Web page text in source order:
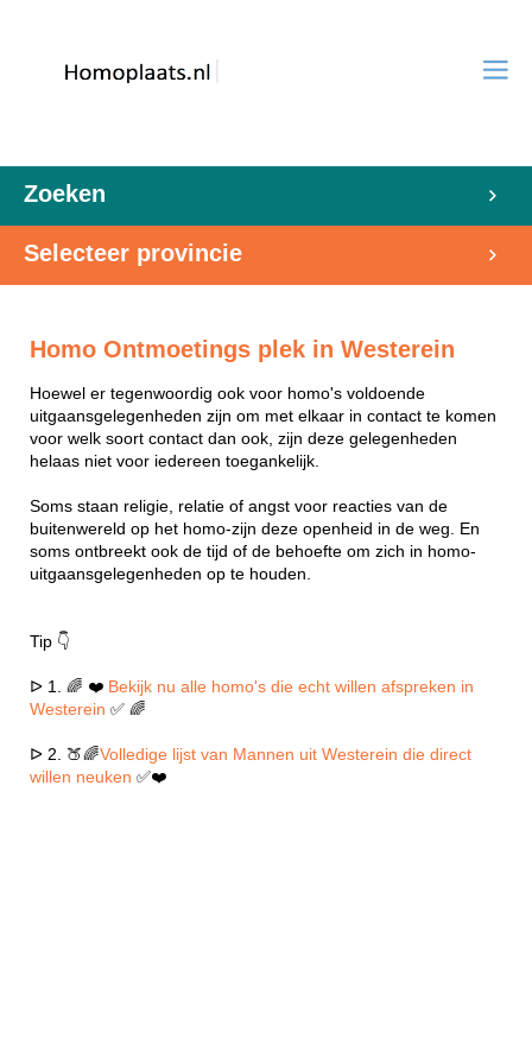
Zoeken
Selecteer provincie
Homo Ontmoetings plek in Westerein
Hoewel er tegenwoordig ook voor homo's voldoende
uitgaansgelegenheden zijn om met elkaar in contact te komen
voor welk soort contact dan ook, zijn deze gelegenheden
helaas niet voor iedereen toegankelijk.
Soms staan religie, relatie of angst voor reacties van de
buitenwereld op het homo-zijn deze openheid in de weg. En
soms ontbreekt ook de tijd of de behoefte om zich in homo-
uitgaansgelegenheden op te houden.
Tip 👇
ᐅ 1. 🌈 ❤️ Bekijk nu alle homo's die echt willen afspreken in
Westerein ✅ 🌈
ᐅ 2. 🍑🌈Volledige lijst van Mannen uit Westerein die direct
willen neuken ✅❤️